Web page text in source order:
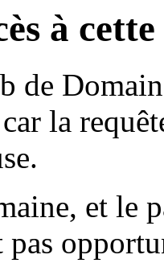
à
de
la
et le
pas